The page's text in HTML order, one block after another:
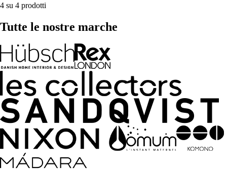
4 su 4 prodotti
Tutte le nostre marche